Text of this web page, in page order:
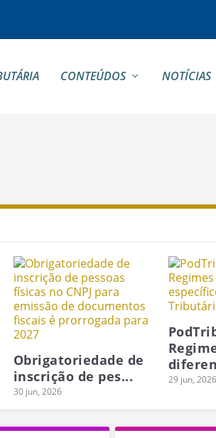
CONTEÚDOS NOTÍCIAS
Obrigatoriedade de
inscrição de pes...
30 jun, 2026
29 jun, 2026